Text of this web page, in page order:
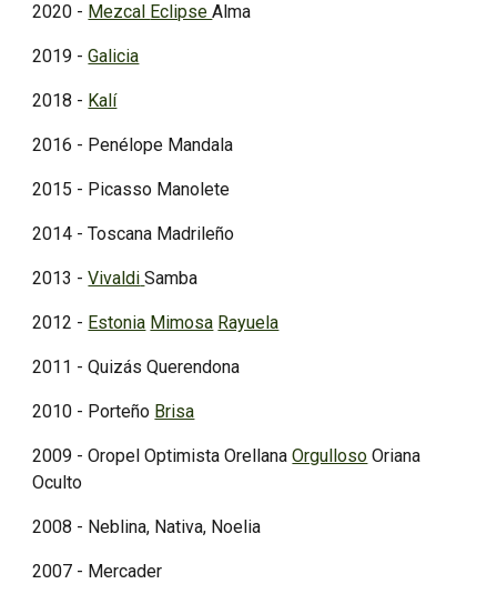
2020 - Mezcal EclipseAlma
2019 -Galicia
2018 - Kalí
2016 - Penélope Mandala
2015 - Picasso Manolete
2014 - Toscana Madrileño
2013 - Vivaldi Samba
2012 - Estonia Mimosa Rayuela
2011 - Quizás Querendona
2010 - Porteño Brisa
2009 - Oropel Optimista Orellana Orgulloso Oriana
Oculto
2008 - Neblina, Nativa, Noelia
2007 - Mercader